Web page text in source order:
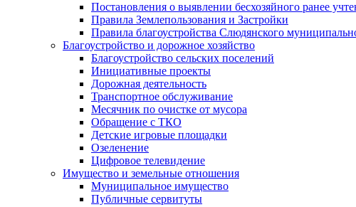
Постановления о выявлении бесхозяйного ранее
Правила Землепользования и Застройки
Правила благоустройства Слюдянского
Благоустройство и дорожное хозяйство
Благоустройство сельских поселений
Инициативные проекты
Дорожная деятельность
Транспортное обслуживание
Месячник по очистке от мусора
Обращение с ТКО
Детские игровые площадки
Озеленение
Цифровое телевидение
Имущество и земельные отношения
Муниципальное имущество
Публичные сервитуты